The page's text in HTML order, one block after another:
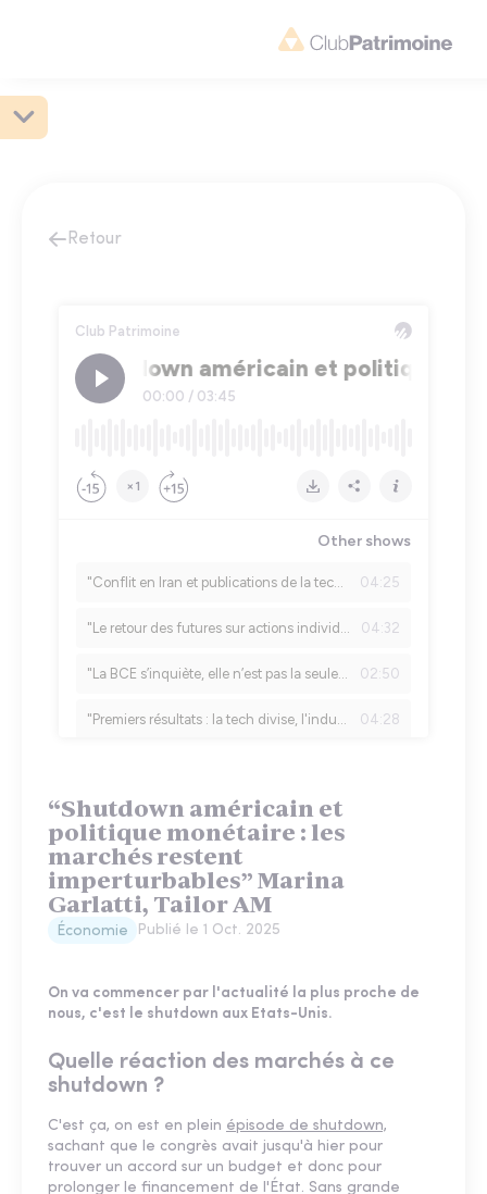
Retour
“Shutdown américain et
politique monétaire : les
marchés restent
imperturbables” Marina
Garlatti, Tailor AM
Économie Publié le 1 Oct. 2025
On va commencer par l'actualité la plus proche de
nous, c'est le shutdown aux Etats-Unis.
Quelle réaction des marchés à ce
shutdown ?
C'est ça, on est en plein épisode de shutdown,
sachant que le congrès avait jusqu'à hier pour
trouver un accord sur un budget et donc pour
prolonger le financement de l'État. Sans grande